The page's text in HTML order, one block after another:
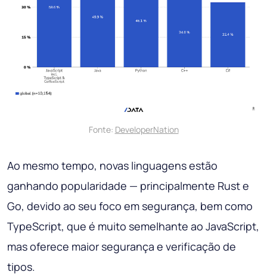
Fonte: DeveloperNation
Ao mesmo tempo, novas linguagens estão
ganhando popularidade — principalmente Rust e
Go, devido ao seu foco em segurança, bem como
TypeScript, que é muito semelhante ao JavaScript,
mas oferece maior segurança e verificação de
tipos.